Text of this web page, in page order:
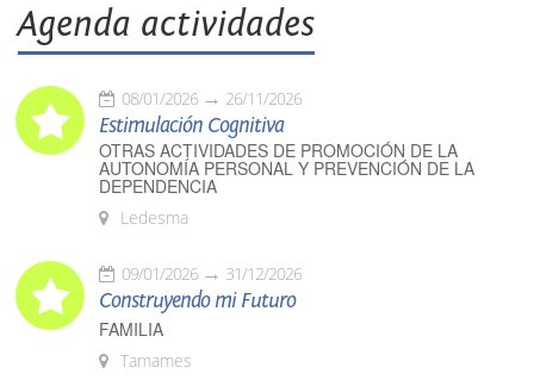
Agenda actividades
08/01/2026 26/11/2026
Estimulación Cognitiva
OTRAS ACTIVIDADES DE PROMOCIÓN DE LA
AUTONOMÍA PERSONAL Y PREVENCIÓN DE LA
DEPENDENCIA
Ledesma
09/01/2026 31/12/2026
Construyendo mi Futuro
FAMILIA
Tamames